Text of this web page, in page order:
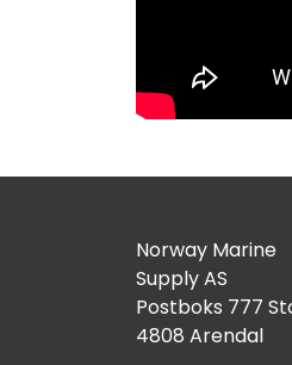
Norway Marine
Supply AS
Postboks 777
4808 Arendal